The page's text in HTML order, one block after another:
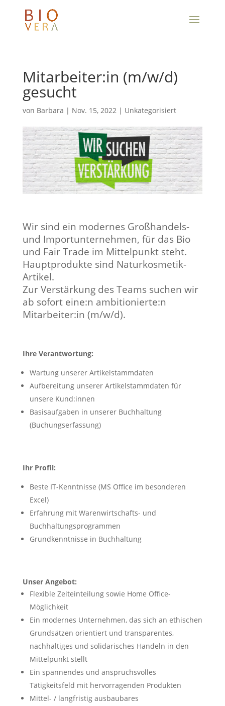
Mitarbeiter:in (m/w/d)
gesucht
von Barbara | Nov. 15, 2022| Unkategorisiert
Wir sind ein modernes Großhandels-
und Importunternehmen, für das Bio
und Fair Trade im Mittelpunkt steht.
Hauptprodukte sind Naturkosmetik-
Artikel.
Zur Verstärkung des Teams suchen wir
ab sofort eine:n ambitionierte:n
Mitarbeiter:in (m/w/d).
Ihre Verantwortung:
Wartung unserer Artikelstammdaten
Aufbereitung unserer Artikelstammdaten für
unsere Kund:innen
Basisaufgaben in unserer Buchhaltung
(Buchungserfassung)
Ihr Profil:
Beste IT-Kenntnisse (MS Office im besonderen
Excel)
Erfahrung mit Warenwirtschafts- und
Buchhaltungsprogrammen
Grundkenntnisse in Buchhaltung
Unser Angebot:
Flexible Zeiteinteilung sowie Home Office-
Möglichkeit
Ein modernes Unternehmen, das sich an ethischen
Grundsätzen orientiert und transparentes,
nachhaltiges und solidarisches Handeln in den
Mittelpunkt stellt
Ein spannendes und anspruchsvolles
Tätigkeitsfeld mit hervorragenden Produkten
Mittel- / langfristig ausbaubares